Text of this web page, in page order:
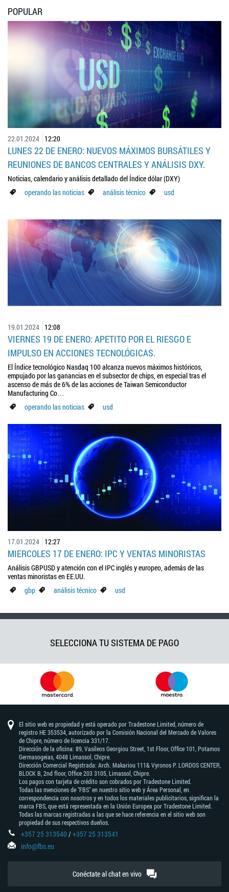
POPULAR
22.01.2024 12:20
LUNES 22 DE ENERO: NUEVOS MÁXIMOS BURSÁTILES Y
REUNIONES DE BANCOS CENTRALES Y ANÁLISIS DXY.
Noticias, calendario y análisis detallado del Índice dólar (DXY)
operando las noticias
análisis técnico usd
19.01.2024 12:08
VIERNES 19 DE ENERO: APETITO POR EL RIESGO E
IMPULSO EN ACCIONES TECNOLÓGICAS.
El Índice tecnológico Nasdaq 100 alcanza nuevos máximos históricos,
empujado por las ganancias en el subsector de chips, en especial tras el
ascenso de más de 6% de las acciones de Taiwan Semiconductor
Manufacturing Co…
operando las noticias
usd
17.01.2024 12:27
MIERCOLES 17 DE ENERO: IPC Y VENTAS MINORISTAS
Análisis GBPUSD y atención con el IPC inglés y europeo, además de las
ventas minoristas en EE.UU.
gbp
análisis técnico usd
SELECCIONA TU SISTEMA DE PAGO
El sitio web es propiedad y está operado por Tradestone Limited, número de
registro HE 353534, autorizado por la Comisión Nacional del Mercado de Valores
de Chipre, número de licencia 331/17.
Dirección de la oficina: 89, Vasileos Georgiou Street, 1st Floor, Office 101, Potamos
Germasogeias, 4048 Limassol, Chipre.
Dirección Comercial Registrada: Arch. Makariou 111& Vyronos Р. LORDOS CENTER,
BLOCK В, 2nd floor, Office 203 3105, Limassol, Chipre.
Los pagos con tarjeta de crédito son cobrados por Tradestone Limited.
Todas las menciones de "FBS" en nuestro sitio web y Área Personal, en
correspondencia con nosotros y en todos los materiales publicitarios, significan la
marca FBS, que está representada en la Unión Europea por Tradestone Limited.
Todas las marcas registradas a las que se hace referencia en el sitio web son
propiedad de sus respectivos dueños.
+357 25 313540/+357 25 313541
info@fbs.eu
Conéctate al chat en vivo